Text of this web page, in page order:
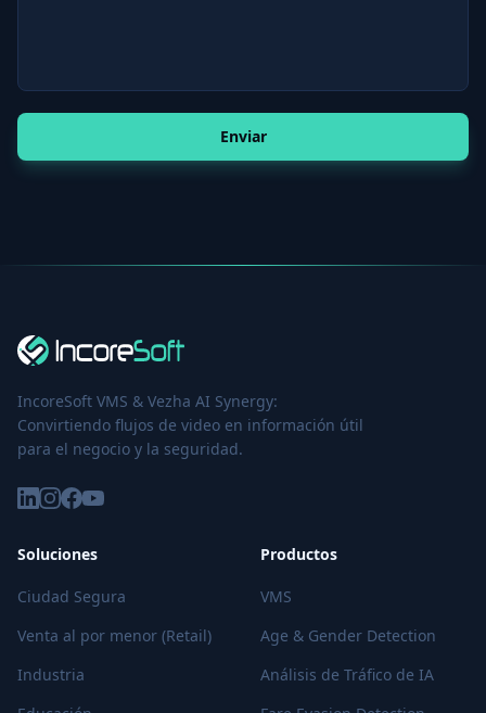
Enviar
IncoreSoft VMS & Vezha AI Synergy:
Convirtiendo flujos de video en información útil
para el negocio y la seguridad.
Soluciones
Ciudad Segura
Venta al por menor (Retail)
Industria
Productos
VMS
Age & Gender Detection
Análisis de Tráfico de IA